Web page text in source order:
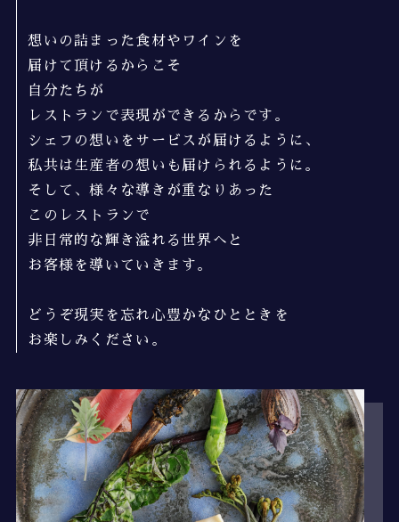
想いの詰まった食材やワインを
届けて頂けるからこそ
自分たちが
レストランで表現ができるからです。
シェフの想いをサービスが届けるように、
私共は生産者の想いも届けられるように。
そして、様々な導きが重なりあった
このレストランで
非日常的な輝き溢れる世界へと
お客様を導いていきます。
どうぞ現実を忘れ心豊かなひとときを
お楽しみください。